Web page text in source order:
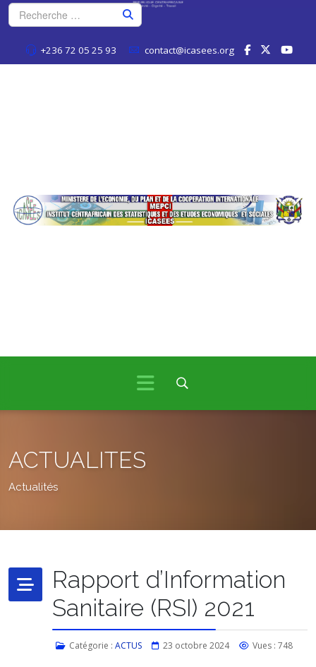
+236 72 05 25 93 contact@icasees.org
ACTUALITES
Actualités
Rapport d’Information
Sanitaire (RSI) 2021
Catégorie : ACTUS 23 octobre 2024 Vues : 748